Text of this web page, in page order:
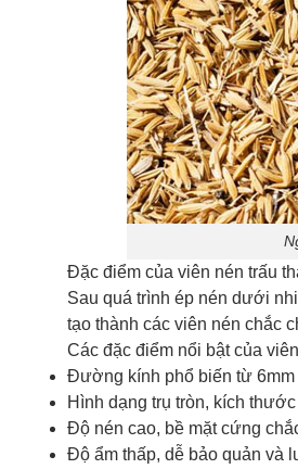
Đặc điểm của viên nén trấu
Sau quá trình ép nén dưới
tạo thành các viên nén chắc
Các đặc điểm nổi bật của
Đường kính phổ biến từ 6mm
Hình dạng trụ tròn, kích
Độ nén cao, bề mặt cứng
Độ ẩm thấp, dễ bảo quản và